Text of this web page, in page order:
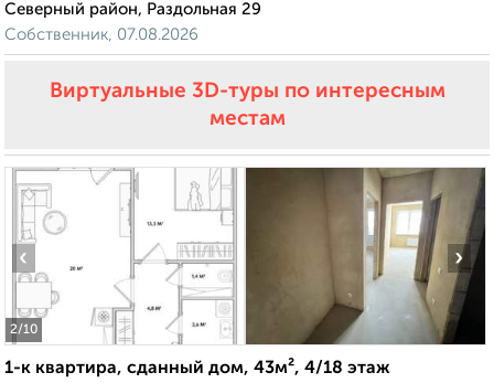
Северный район, Раздольная 29
Собственник, 07.08.2026
Виртуальные 3D-туры по интересным
местам
2/10
‹ ›
1-к квартира, сданный дом, 43м², 4/18 этаж